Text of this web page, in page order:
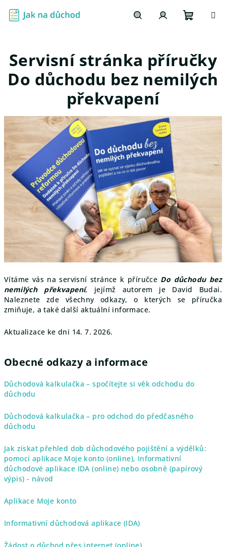
obsah
košík
Servisní stránka příručky
Do důchodu bez nemilých
překvapení
Vítáme vás na servisní stránce k příručce Do důchodu bez
nemilých překvapení, jejímž autorem je David Budai.
Naleznete zde všechny odkazy, o kterých se příručka
zmiňuje, a také další aktuální informace.
Aktualizace ke dni 14. 7. 2026.
Obecné odkazy a informace
Důchodová kalkulačka – spočítejte si věk odchodu do
důchodu
Důchodová kalkulačka – pro odchod do předčasného
důchodu
Jak získat přehled dob důchodového pojištění a výdělků:
pomocí aplikace Moje konto (online), Informativní
důchodové aplikace IDA (online) nebo osobně (papírový
výpis) - návod
Aplikace Moje konto
Informativní důchodová aplikace (IDA)